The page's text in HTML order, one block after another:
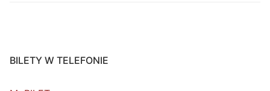
BILETY W TELEFONIE